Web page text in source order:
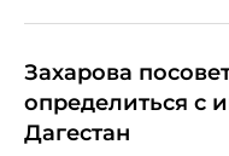
Захарова
определиться с
Дагестан